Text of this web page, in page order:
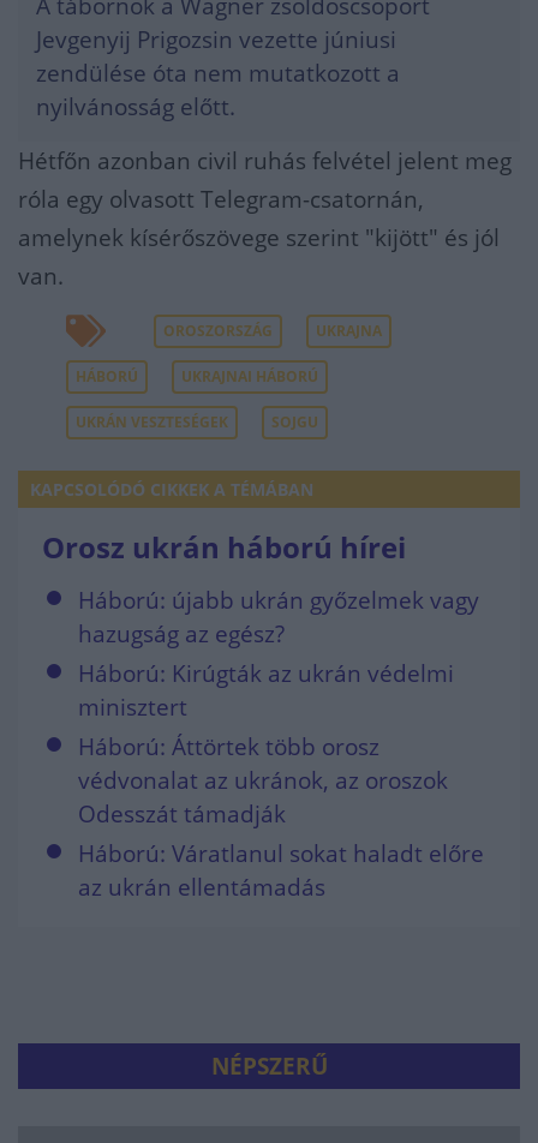
Jevgenyij Prigozsin vezette júniusi
zendülése óta nem mutatkozott a
nyilvánosság előtt.
Hétfőn azonban civil ruhás felvétel jelent meg
róla egy olvasott Telegram-csatornán,
amelynek kísérőszövege szerint "kijött" és jól
van.
OROSZORSZÁG UKRAJNA
HÁBORÚ UKRAJNAI HÁBORÚ
UKRÁN VESZTESÉGEK SOJGU
KAPCSOLÓDÓ CIKKEK A TÉMÁBAN
Orosz ukrán háború hírei
Háború: újabb ukrán győzelmek vagy
hazugság az egész?
Háború: Kirúgták az ukrán védelmi
minisztert
Háború: Áttörtek több orosz
védvonalat az ukránok, az oroszok
Odesszát támadják
Háború: Váratlanul sokat haladt előre
az ukrán ellentámadás
NÉPSZERŰ